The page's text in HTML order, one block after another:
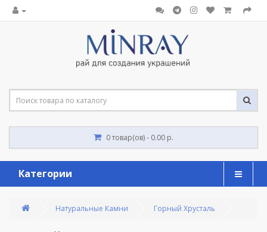
0 товар(ов) - 0.00 р.
Категории
Натуральные Камни Горный Хрусталь